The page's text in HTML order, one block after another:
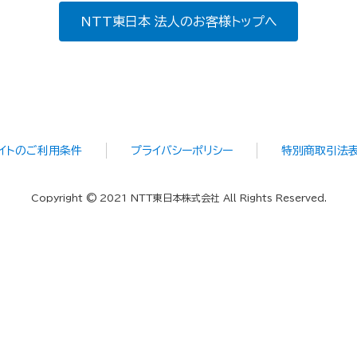
NTT東日本 法人のお客様トップへ
トのご利用条件 プライバシーポリシー 特別商取引法
Copyright © 2021 NTT東日本株式会社 All Rights Reserved.